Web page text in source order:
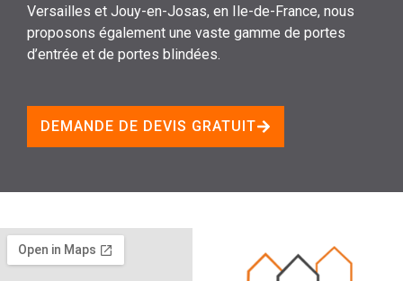
Versailles et Jouy-en-Josas, en Ile-de-France, nous
proposons également une vaste gamme de portes
d’entrée et de portes blindées.
DEMANDE DE DEVIS GRATUIT